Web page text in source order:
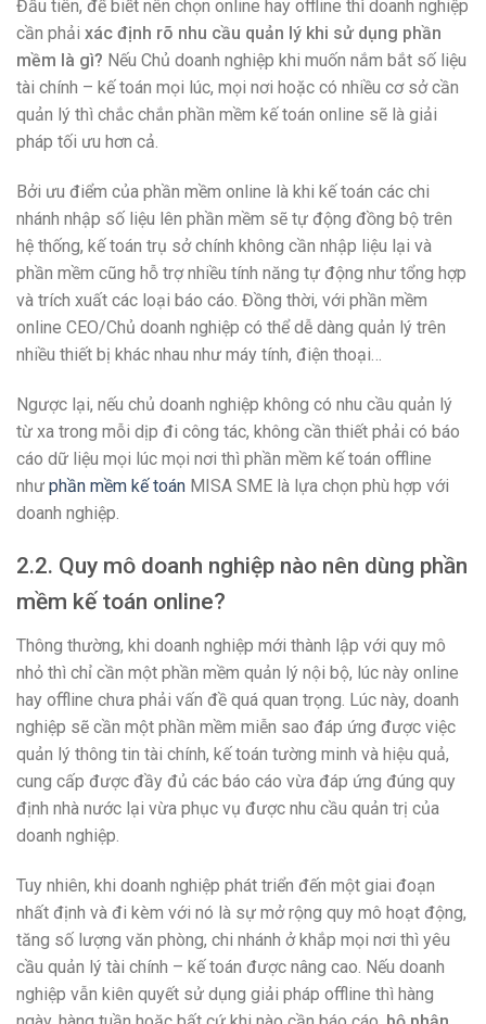
Đầu tiên, để biết nên chọn online hay offline thì doanh nghiệp
cần phải xác định rõ nhu cầu quản lý khi sử dụng phần
mềm là gì? Nếu Chủ doanh nghiệp khi muốn nắm bắt số liệu
tài chính – kế toán mọi lúc, mọi nơi hoặc có nhiều cơ sở cần
quản lý thì chắc chắn phần mềm kế toán online sẽ là giải
pháp tối ưu hơn cả.
Bởi ưu điểm của phần mềm online là khi kế toán các chi
nhánh nhập số liệu lên phần mềm sẽ tự động đồng bộ trên
hệ thống, kế toán trụ sở chính không cần nhập liệu lại và
phần mềm cũng hỗ trợ nhiều tính năng tự động như tổng hợp
và trích xuất các loại báo cáo. Đồng thời, với phần mềm
online CEO/Chủ doanh nghiệp có thể dễ dàng quản lý trên
nhiều thiết bị khác nhau như máy tính, điện thoại…
Ngược lại, nếu chủ doanh nghiệp không có nhu cầu quản lý
từ xa trong mỗi dịp đi công tác, không cần thiết phải có báo
cáo dữ liệu mọi lúc mọi nơi thì phần mềm kế toán offline
như phần mềm kế toán MISA SME là lựa chọn phù hợp với
doanh nghiệp.
2.2. Quy mô doanh nghiệp nào nên dùng phần
mềm kế toán online?
Thông thường, khi doanh nghiệp mới thành lập với quy mô
nhỏ thì chỉ cần một phần mềm quản lý nội bộ, lúc này online
hay offline chưa phải vấn đề quá quan trọng. Lúc này, doanh
nghiệp sẽ cần một phần mềm miễn sao đáp ứng được việc
quản lý thông tin tài chính, kế toán tường minh và hiệu quả,
cung cấp được đầy đủ các báo cáo vừa đáp ứng đúng quy
định nhà nước lại vừa phục vụ được nhu cầu quản trị của
doanh nghiệp.
Tuy nhiên, khi doanh nghiệp phát triển đến một giai đoạn
nhất định và đi kèm với nó là sự mở rộng quy mô hoạt động,
tăng số lượng văn phòng, chi nhánh ở khắp mọi nơi thì yêu
cầu quản lý tài chính – kế toán được nâng cao. Nếu doanh
nghiệp vẫn kiên quyết sử dụng giải pháp offline thì hàng